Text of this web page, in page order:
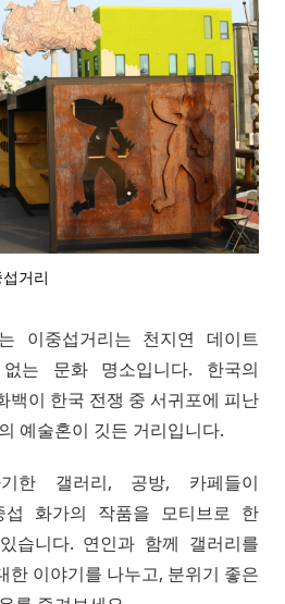
거리
이중섭거리는 천지연 데이트
는 문화 명소입니다. 한국의
백이 한국 전쟁 중 서귀포에 피난
예술혼이 깃든 거리입니다.
한 갤러리, 공방, 카페들이
섭 화가의 작품을 모티브로 한
습니다. 연인과 함께 갤러리를
한 이야기를 나누고, 분위기 좋은